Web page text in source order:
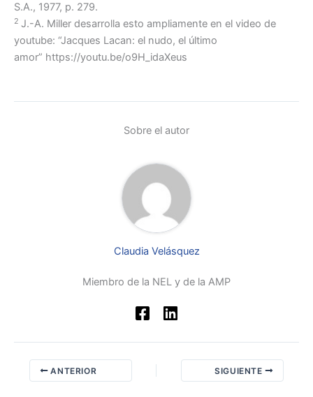
S.A., 1977, p. 279.
2 J.-A. Miller desarrolla esto ampliamente en el video de
youtube: “Jacques Lacan: el nudo, el último
amor” https://youtu.be/o9H_idaXeus
Sobre el autor
Claudia Velásquez
Miembro de la NEL y de la AMP
ANTERIOR SIGUIENTE